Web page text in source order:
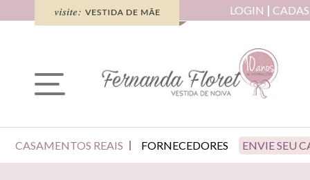
LOGIN
CASAMENTOS REAIS FORNECEDORES ENVIE SEU